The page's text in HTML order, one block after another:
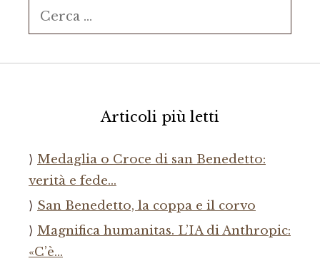
Ricerca
per:
Articoli più letti
Medaglia o Croce di san Benedetto:
verità e fede…
San Benedetto, la coppa e il corvo
Magnifica humanitas. L’IA di Anthropic:
«C’è…